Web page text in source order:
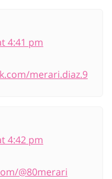
4:41 pm
merari.diaz.9
4:42 pm
@80merari